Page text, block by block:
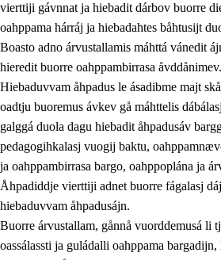
vierttiji gávnnat ja hiebadit dárbov buorre
oahppama hárráj ja hiebadahtes båhtusijt
Boasto adno árvustallamis máhttá vánedit
hieredit buorre oahppambirrasa åvddånimev.
Hiebaduvvam åhpadus le ásadibme majt
oadtju buoremus ávkev gå máhttelis
galggá duola dagu hiebadit åhpadusáv
pedagogihkalasj vuogij baktu,
ja oahppambirrasa bargo, oahppoplána ja
Åhpadiddje vierttiji adnet buorre fágalasj
hiebaduvvam åhpadusájn.
Buorre árvustallam, gånnå vuorddemusá li
oassálassti ja guládalli oahppama